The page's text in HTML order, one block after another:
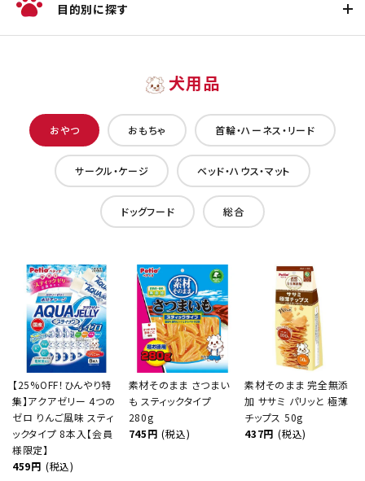
目的別に探す
犬用品
おやつ おもちゃ 首輪・ハーネス・リード
サークル・ケージ ベッド・ハウス・マット
ドッグフード 総合
【25%OFF！ひんやり特
集】アクアゼリー 4つの
ゼロ りんご風味 スティ
ックタイプ 8本入【会員
様限定】
459円 (税込)
素材そのまま さつまい
も スティックタイプ
280g
745円 (税込)
素材そのまま 完全無添
加 ササミ パリッと 極薄
チップス 50g
437円 (税込)